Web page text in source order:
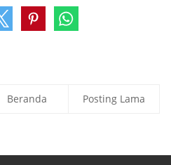
Posting Lama
Beranda